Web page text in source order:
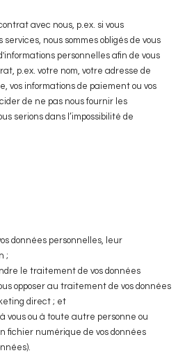
avec nous, p.ex. si vous
nous sommes obligés de vous
personnelles afin de vous
p.ex. votre nom, votre adresse de
vos informations de paiement ou vos
de ne pas nous fournir les
serions dans l’impossibilité de
données personnelles, leur
;
le traitement de vos données
opposer au traitement de vos données
direct ; et
vous ou à toute autre personne ou
fichier numérique de vos données